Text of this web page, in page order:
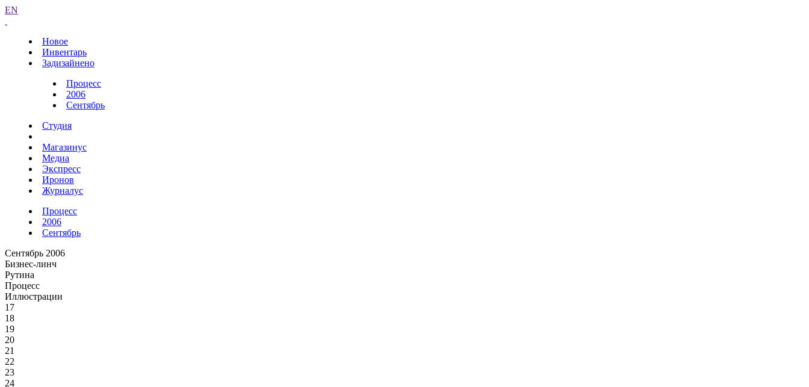
EN
Новое
Инвентарь
Задизайнено
Процесс
2006
Сентябрь
Студия
Магазинус
Медиа
Экспресс
Иронов
Журналус
Процесс
2006
Сентябрь
Сентябрь 2006
Бизнес-линч
Рутина
Процесс
Иллюстрации
17
18
19
20
21
22
23
24